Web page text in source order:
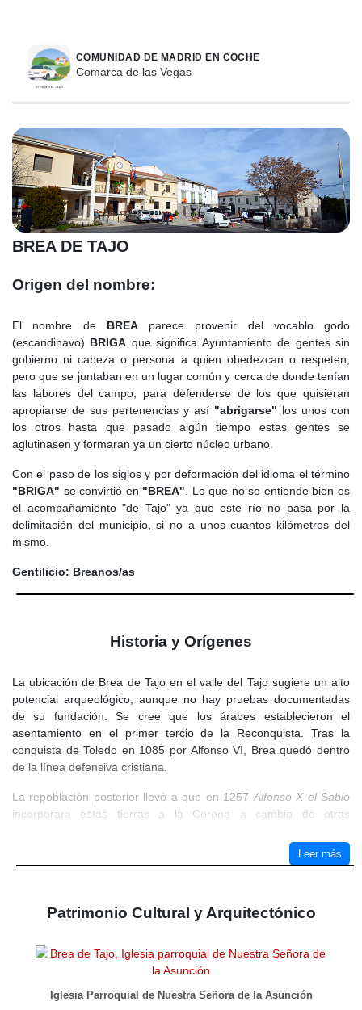
COMUNIDAD DE MADRID EN COCHE
Comarca de las Vegas
BREA DE TAJO
Origen del nombre:
El nombre de BREAparece provenir del vocablo godo
(escandinavo) BRIGA que significa Ayuntamiento de gentes sin
gobierno ni cabeza o persona a quien obedezcan o respeten,
pero que se juntaban en un lugar común y cerca de donde tenían
las labores del campo, para defenderse de los que quisieran
apropiarse de sus pertenencias y así "abrigarse" los unos con
los otros hasta que pasado algún tiempo estas gentes se
aglutinasen y formaran ya un cierto núcleo urbano.
Con el paso de los siglos y por deformación del idioma el término
"BRIGA" se convirtió en "BREA". Lo que no se entiende bien es
el acompañamiento "de Tajo" ya que este río no pasa por la
delimitación del municipio, si no a unos cuantos kilómetros del
mismo.
Gentilicio: Breanos/as
Historia y Orígenes
La ubicación de Brea de Tajo en el valle del Tajo sugiere un alto
potencial arqueológico, aunque no hay pruebas documentadas
de su fundación. Se cree que los árabes establecieron el
asentamiento en el primer tercio de la Reconquista. Tras la
conquista de Toledo en 1085 por Alfonso VI, Brea quedó dentro
de la línea defensiva cristiana.
La repoblación posterior llevó a que en 1257 Alfonso X el Sabio
incorporara estas tierras a la Corona a cambio de otras
dominado la zona. En 1326, un documento menciona a Brea con
un concejo organizado, lo que indica su consolidación como
los ganaderos de la Mesta y los concejos locales.
Siglo XV
Núñez de Guzmán, concedió a Brea el título de villa. En 1476, los
en 1506, Carlos I integró todas sus propiedades en la Corona de
Leer más
Patrimonio Cultural y Arquitectónico
Iglesia Parroquial de Nuestra Señora de la Asunción